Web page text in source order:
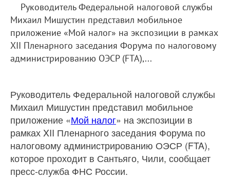
Руководитель Федеральной налоговой службы
Михаил Мишустин представил мобильное
приложение «Мой налог» на экспозиции в рамках
XII Пленарного заседания Форума по налоговому
администрированию ОЭСР (FTA),...
Руководитель Федеральной налоговой службы
Михаил Мишустин представил мобильное
приложение «Мой налог» на экспозиции в
рамках XII Пленарного заседания Форума по
налоговому администрированию ОЭСР (FTA),
которое проходит в Сантьяго, Чили, сообщает
пресс-служба ФНС России.